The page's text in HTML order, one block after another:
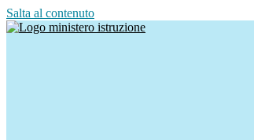
Salta al contenuto